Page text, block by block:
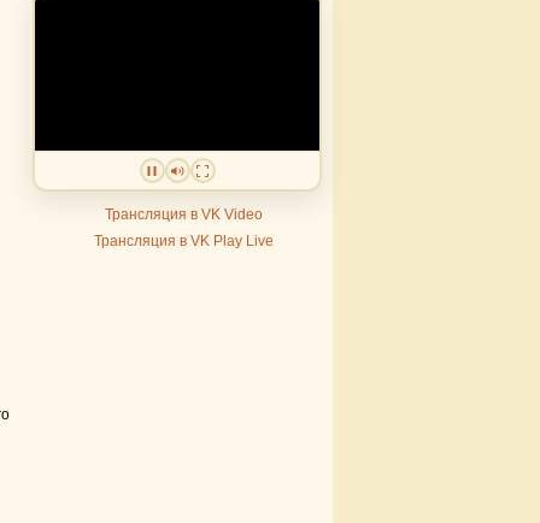
Трансляция в VK Video
Трансляция в VK Play Live